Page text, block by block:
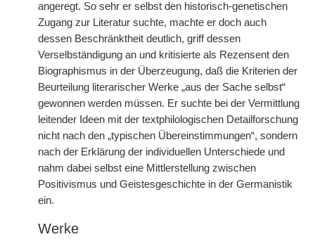
angeregt. So sehr er selbst den historisch-genetischen
Zugang zur Literatur suchte, machte er doch auch
dessen Beschränktheit deutlich, griff dessen
Verselbständigung an und kritisierte als Rezensent den
Biographismus in der Überzeugung, daß die Kriterien der
Beurteilung literarischer Werke „aus der Sache selbst“
gewonnen werden müssen. Er suchte bei der Vermittlung
leitender Ideen mit der textphilologischen Detailforschung
nicht nach den „typischen Übereinstimmungen“, sondern
nach der Erklärung der individuellen Unterschiede und
nahm dabei selbst eine Mittlerstellung zwischen
Positivismus und Geistesgeschichte in der Germanistik
ein.
Werke